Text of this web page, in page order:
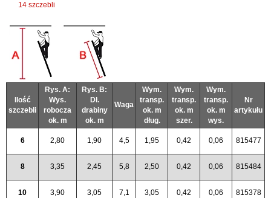
14 szczebli
Ilość
szczebli
Rys. A:
Wys.
robocza
ok. m
Rys. B:
Dł.
drabiny
ok. m
Waga
Wym.
transp.
ok. m
dług.
Wym.
transp.
ok. m
szer.
Wym.
transp.
ok. m
wys.
Nr
artykułu
6 2,80 1,90 4,5 1,95 0,42 0,06 815477
8 3,35 2,45 5,8 2,50 0,42 0,06 815484
10 3,90 3,05 7,1 3,05 0,42 0,06 815378